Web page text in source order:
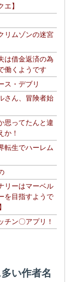
エ】
リムゾンの迷宮
は借金返済の為
働くようです
ス・デブリ
さん、冒険者始
思ってたんと違
か！
転生でハーレム
リーはマーベル
を目指すようで
チン〇アプリ！
い作者名